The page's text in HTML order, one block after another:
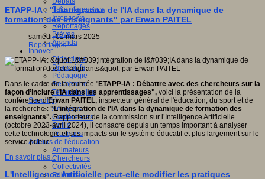
Faits marquants
Interviews
Reportages
Brèves
Agenda
Innover
Didactique
Dispositifs
Pédagogie
Recherche
Technologies
Savoir(s)
Analyses
Conférences
Outils
Pratiques
Acteurs de l'éducation
Animateurs
Chercheurs
Collectivités
Editeurs
ETAPP-IA : "L'intégration de l'IA dans la dynamique de
formation des enseignants" par Erwan PAITEL
samedi, 01 mars 2025
Reportages
Dans le cadre de la journée "ETAPP-IA : Débattre avec des chercheurs sur la
façon d’inclure l’IA dans les apprentissages", voici la présentation de la
conférence d'Erwan PAITEL, inspecteur général de l'éducation, du sport et de
la recherche : "L'intégration de l'IA dans la dynamique de formation des
enseignants".Rapporteur de la commission sur l’Intelligence Artificielle
(octobre 2023-avril 2024), il consacre depuis un temps important à analyser
cette technologie et ses impacts sur le système éducatif et plus largement sur le
service public.
En savoir plus...
L'Intelligence Artificielle peut-elle modifier les pratiques